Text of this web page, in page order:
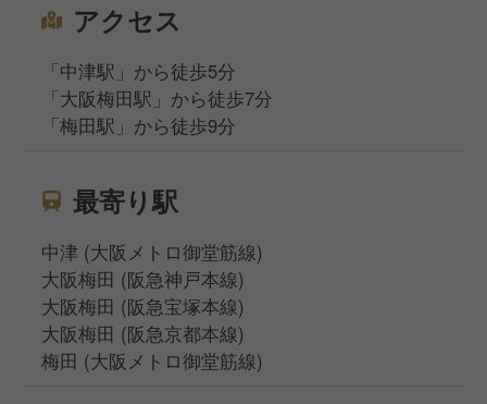
アクセス
「中津駅」から徒歩5分
「大阪梅田駅」から徒歩7分
「梅田駅」から徒歩9分
最寄り駅
中津 (大阪メトロ御堂筋線)
大阪梅田 (阪急神戸本線)
大阪梅田 (阪急宝塚本線)
大阪梅田 (阪急京都本線)
梅田 (大阪メトロ御堂筋線)